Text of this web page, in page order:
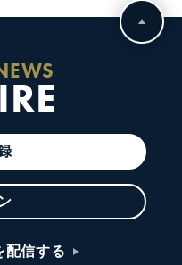
配信する